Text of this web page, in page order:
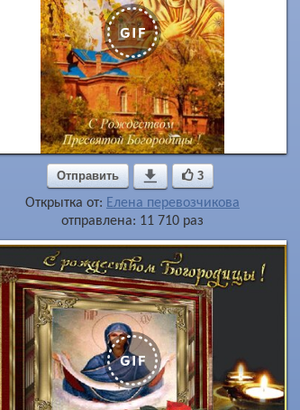
Отправить  3
Открытка от: Елена перевозчикова
отправлена: 11 710 раз